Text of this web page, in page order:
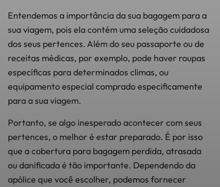
Entendemos a importância da sua bagagem para a
sua viagem, pois ela contém uma seleção cuidadosa
dos seus pertences. Além do seu passaporte ou de
receitas médicas, por exemplo, pode haver roupas
específicas para determinados climas, ou
equipamento especial comprado especificamente
para a sua viagem.
Portanto, se algo inesperado acontecer com seus
pertences, o melhor é estar preparado. É por isso
que a cobertura para bagagem perdida, atrasada
ou danificada é tão importante. Dependendo da
apólice que você escolher, podemos fornecer